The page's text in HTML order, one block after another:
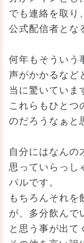
でも連絡を取り
公式配信者とな
何年もそういう
声がかかるなど
当に驚いていま
これらもひとつ
のだろうなぁと
自分にはなんの
思っていらっし
パルです。
もちろんそれを
が、多分飲んで
と思う事が出て